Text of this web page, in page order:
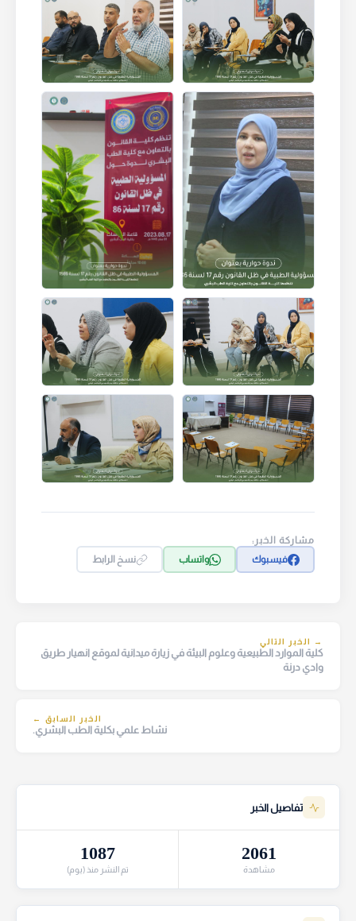
مشاركة الخبر:
فيسبوك
واتساب نسخ الرابط
→ الخبر التالي
كلية الموارد الطبيعية وعلوم البيئة في زيارة ميدانية لموقع انهيار طريق
وادي درنة
الخبر السابق ←
نشاط علمي بكلية الطب البشري.
تفاصيل الخبر
2061
مشاهدة
1087
تم النشر منذ (يوم)